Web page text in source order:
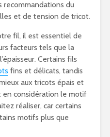
recommandations du
et de tension de tricot.
fil, il est essentiel de
facteurs tels que la
Certains fils
fins et délicats, tandis
aux tricots épais et
en considération le motif
réaliser, car certains
motifs plus que